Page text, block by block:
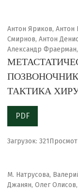
Антон Яриков, Антон
Смирнов, Антон
Александр
ТАКТИКА
PDF
Загрузок: 321
М. Натрусова,
Джанян, Олег